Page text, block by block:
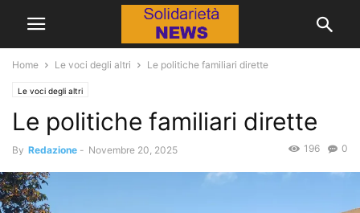
Home Le voci degli altri Le politiche familiari dirette
Le voci degli altri
Le politiche familiari dirette
By Redazione - Novembre 20, 2025 0
196